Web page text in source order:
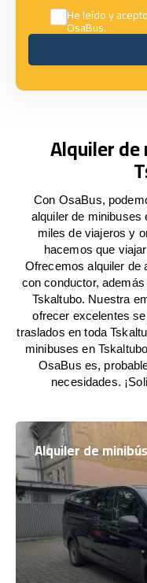
He leído y
OsaBus.
Alquiler
Con OsaBus,
alquiler de minibuses
miles de viajeros y
hacemos que
Ofrecemos alquiler de
con conductor,
Tskaltubo. Nuestra
ofrecer excelentes
traslados en toda
minibuses en
OsaBus es,
necesidades.
Alquiler de